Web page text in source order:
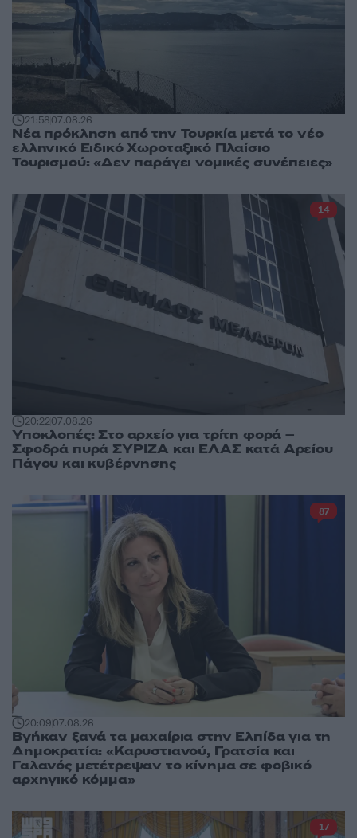
21:5807.08.26
Νέα πρόκληση από την Τουρκία μετά το νέο
ελληνικό Ειδικό Χωροταξικό Πλαίσιο
Τουρισμού: «Δεν παράγει νομικές συνέπειες»
20:2207.08.26
Υποκλοπές: Στο αρχείο για τρίτη φορά –
Σφοδρά πυρά ΣΥΡΙΖΑ και ΕΛΑΣ κατά Αρείου
Πάγου και κυβέρνησης
14
20:0907.08.26
Βγήκαν ξανά τα μαχαίρια στην Ελπίδα για τη
Δημοκρατία: «Καρυστιανού, Γρατσία και
Γαλανός μετέτρεψαν το κίνημα σε φοβικό
αρχηγικό κόμμα»
87
17